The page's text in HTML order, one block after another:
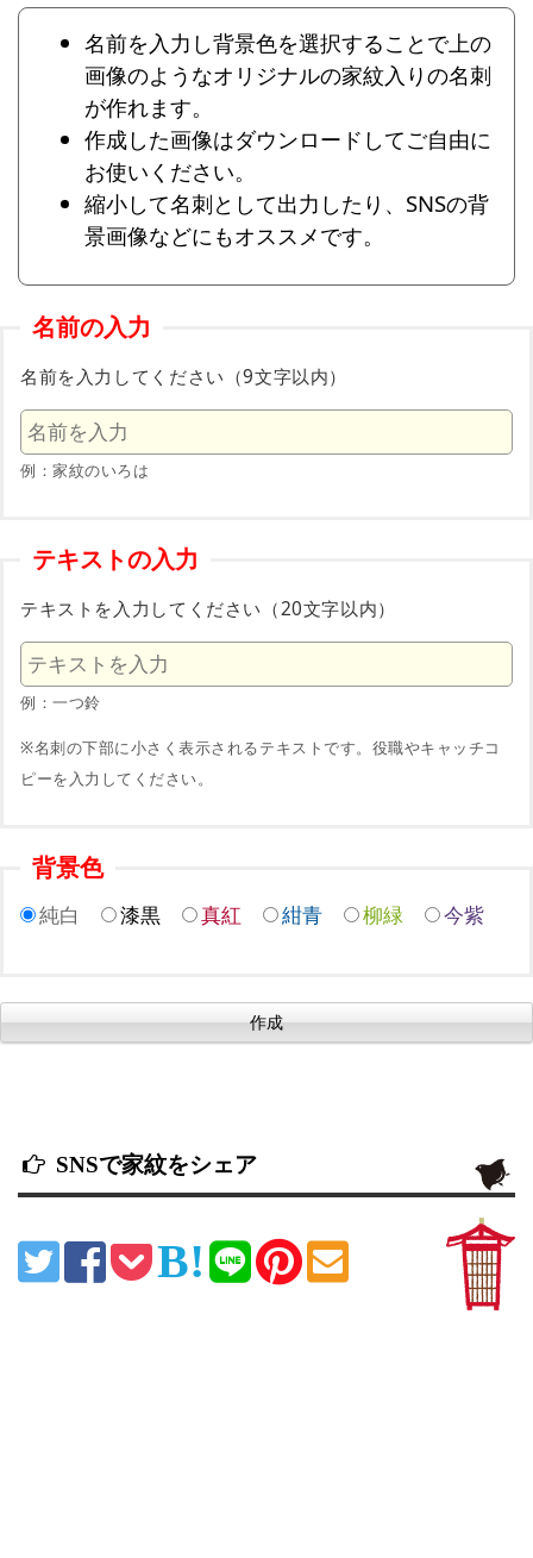
名前を入力し背景色を選択することで上の
画像のようなオリジナルの家紋入りの名刺
が作れます。
作成した画像はダウンロードしてご自由に
お使いください。
縮小して名刺として出力したり、SNSの背
景画像などにもオススメです。
名前の入力
名前を入力してください（9文字以内）
例：家紋のいろは
テキストの入力
テキストを入力してください（20文字以内）
例：一つ鈴
※名刺の下部に小さく表示されるテキストです。役職やキャッチコ
ピーを入力してください。
背景色
純白 漆黒 真紅 紺青 柳緑 今紫
SNSで家紋をシェア